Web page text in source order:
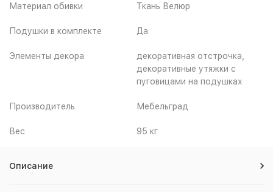
Материал обивки Ткань Велюр
Подушки в комплекте Да
Элементы декора
декоративная отстрочка,
декоративные утяжки с
пуговицами на подушках
Производитель Мебельград
Вес 95 кг
Описание